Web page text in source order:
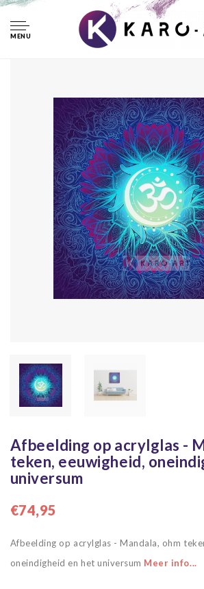
MENU
Afbeelding op acrylglas - Mandala,
oneindigheid en het universum
Afbeelding op acrylglas -
teken, eeuwigheid,
universum
€74,95
Afbeelding op acrylglas - Mandala, ohm
oneindigheid en het universum Meer info...